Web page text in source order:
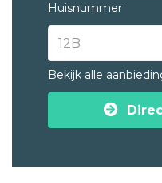
Huisnummer
Bekijk alle